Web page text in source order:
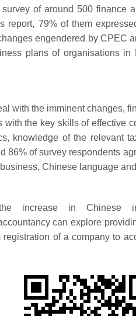
survey of around 500 finance
report, 79% of them
engendered by CPEC
plans of organisations
with the imminent changes,
with the key skills of effective
knowledge of the relevant
86% of survey respondents
Chinese language
increase in Chinese
can explore
registration of a company to